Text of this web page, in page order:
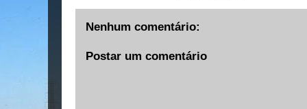
Nenhum comentário:
Postar um comentário